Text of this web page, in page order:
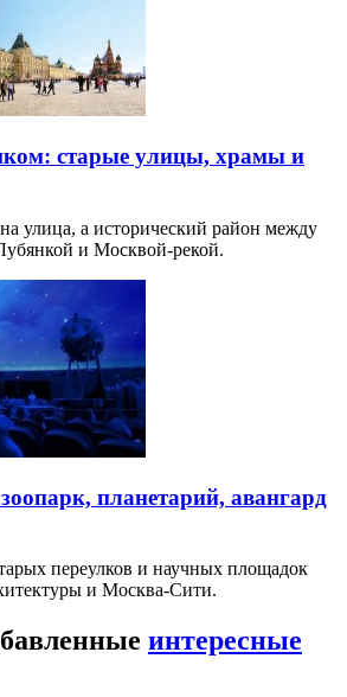
старые улицы, храмы и
улица, а исторический район между
и Москвой-рекой.
планетарий, авангард
переулков и научных площадок
и Москва-Сити.
интересные